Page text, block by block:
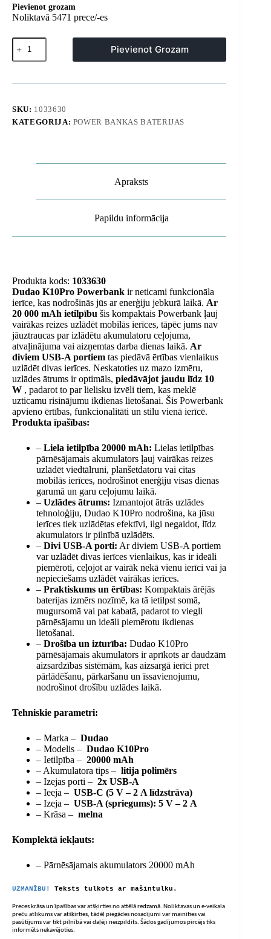
Pievienot grozam
Noliktavā 5471 prece/-es
Powerbank
20000mAh
USB-
K10Pro
melns
daudzums
Pievienot Grozam
SKU: 1033630
KATEGORIJA: POWER BANKAS BATERIJAS
Apraksts
Papildu informācija
Produkta kods: 1033630
Dudao K10Pro Powerbank ir neticami funkcionāla
ierīce, kas nodrošinās jūs ar enerģiju jebkurā laikā. Ar
20 000 mAh ietilpību šis kompaktais Powerbank ļauj
vairākas reizes uzlādēt mobilās ierīces, tāpēc jums nav
jāuztraucas par izlādētu akumulatoru ceļojuma,
atvaļinājuma vai aizņemtas darba dienas laikā. Ar
diviem USB-A portiem tas piedāvā ērtības vienlaikus
uzlādēt divas ierīces. Neskatoties uz mazo izmēru,
uzlādes ātrums ir optimāls, piedāvājot jaudu līdz 10
W , padarot to par lielisku izvēli tiem, kas meklē
uzticamu risinājumu ikdienas lietošanai. Šis Powerbank
apvieno ērtības, funkcionalitāti un stilu vienā ierīcē.
Produkta īpašības:
– Liela ietilpība 20000 mAh: Lielas ietilpības
pārnēsājamais akumulators ļauj vairākas reizes
uzlādēt viedtālruni, planšetdatoru vai citas
mobilās ierīces, nodrošinot enerģiju visas dienas
garumā un garu ceļojumu laikā.
– Uzlādes ātrums: Izmantojot ātrās uzlādes
tehnoloģiju, Dudao K10Pro nodrošina, ka jūsu
ierīces tiek uzlādētas efektīvi, ilgi negaidot, līdz
akumulators ir pilnībā uzlādēts.
– Divi USB-A porti: Ar diviem USB-A portiem
var uzlādēt divas ierīces vienlaikus, kas ir ideāli
piemēroti, ceļojot ar vairāk nekā vienu ierīci vai ja
nepieciešams uzlādēt vairākas ierīces.
– Praktiskums un ērtības: Kompaktais ārējās
baterijas izmērs nozīmē, ka tā ietilpst somā,
mugursomā vai pat kabatā, padarot to viegli
pārnēsājamu un ideāli piemērotu ikdienas
lietošanai.
– Drošība un izturība: Dudao K10Pro
pārnēsājamais akumulators ir aprīkots ar daudzām
aizsardzības sistēmām, kas aizsargā ierīci pret
pārlādēšanu, pārkaršanu un īssavienojumu,
nodrošinot drošību uzlādes laikā.
Tehniskie parametri:
– Marka – Dudao
– Modelis – Dudao K10Pro
– Ietilpība – 20000 mAh
– Akumulatora tips – litija polimērs
– Izejas porti – 2x USB-A
– Ieeja – USB-C (5 V – 2 A līdzstrāva)
– Izeja – USB-A (spriegums): 5 V – 2 A
– Krāsa – melna
Komplektā iekļauts:
– Pārnēsājamais akumulators 20000 mAh
UZMANĪBU! Teksts tulkots ar mašīntulku.
Preces krāsa un īpašības var atšķirties no attēlā redzamā. Noliktavas un e-veikala
preču atlikums var atšķirties, tādēļ piegādes nosacījumi var mainīties vai
pasūtījums var tikt pilnībā vai daļēji neizpildīts. Šādos gadījumos pircējs tiks
informēts nekavējoties.